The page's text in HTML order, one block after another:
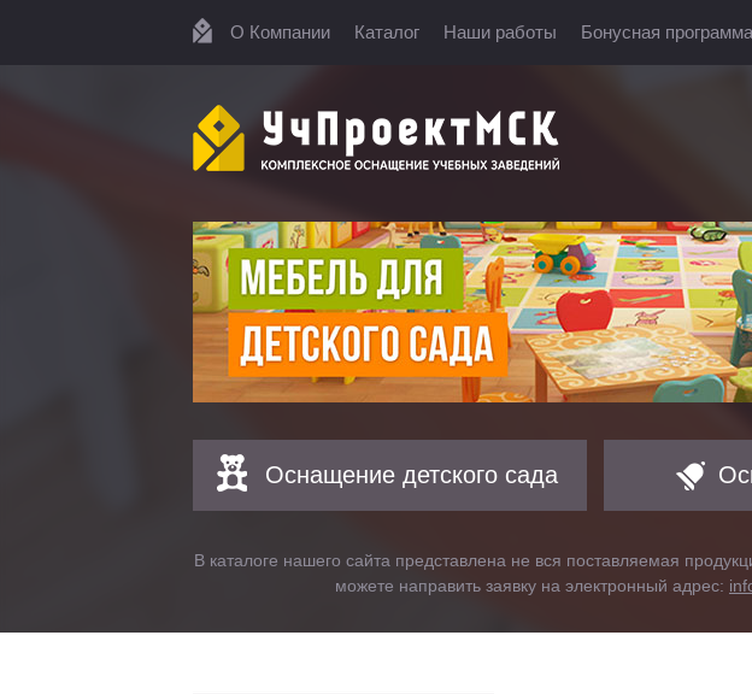
О Компании Каталог Наши работы Бонусная программа
Оснащение детского сада
В каталоге нашего сайта представлена не вся поставляемая
можете направить заявку на электронный адрес: